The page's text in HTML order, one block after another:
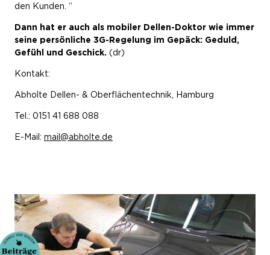
den Kunden. “
Dann hat er auch als mobiler Dellen-Doktor wie immer
seine persönliche 3G-Regelung im Gepäck: Geduld,
Gefühl und Geschick. (dr)
Kontakt:
Abholte Dellen- & Oberflächentechnik, Hamburg
Tel.: 0151 41 688 088
E-Mail: mail@abholte.de